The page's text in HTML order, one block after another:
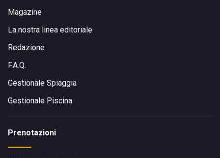
Magazine
La nostra linea editoriale
Redazione
F.A.Q.
Gestionale Spiaggia
Gestionale Piscina
Prenotazioni